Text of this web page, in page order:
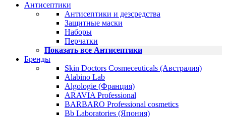
Антисептики
Антисептики и дезсредства
Защитные маски
Наборы
Перчатки
Показать все Антисептики
Бренды
Skin Doctors Cosmeceuticals (Австралия)
Alabino Lab
Algologie (Франция)
ARAVIA Professional
BARBARO Professional cosmetics
Bb Laboratories (Япония)